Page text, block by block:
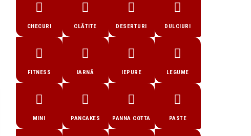
CHECURI CLĂTITE DESERTURI DULCIURI
FITNESS IARNĂ IEPURE LEGUME
MINI PANCAKES PANNA COTTA PASTE